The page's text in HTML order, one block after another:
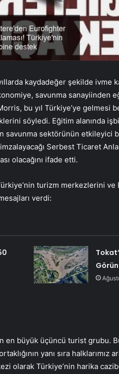
kaydadeğer şekilde ivme
savunma sanayiinden
bu yıl Türkiye’ye gelmesi
söyledi. Eğitim alanında
savunma sektörünün etkileyici
Serbest Ticaret
olacağını ifade etti.
turizm merkezlerini
verdi:
en büyük üçüncü turist grubu.
yanı sıra halklarımız
olarak Türkiye’nin harika